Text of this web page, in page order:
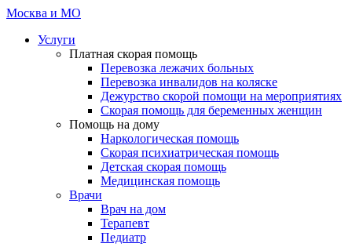
Неотложка 24
Москва и МО
Услуги
Платная скорая помощь
Перевозка лежачих больных
Перевозка инвалидов на коляске
Дежурство скорой помощи на мероприятиях
Скорая помощь для беременных женщин
Помощь на дому
Наркологическая помощь
Скорая психиатрическая помощь
Детская скорая помощь
Медицинская помощь
Врачи
Врач на дом
Терапевт
Педиатр